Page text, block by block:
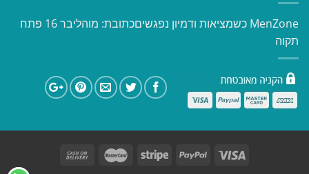
​​MenZone כשמציאות ודמיון נפגשים​ כתובת: מוהליבר 16 פתח
תקוה